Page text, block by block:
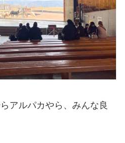
アルパカやら、みんな良